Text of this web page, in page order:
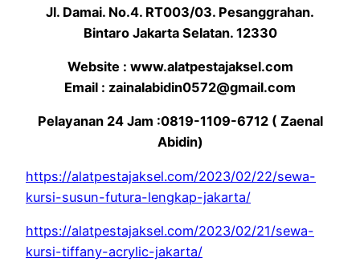
Jl. Damai. No.4. RT003/03. Pesanggrahan.
Bintaro Jakarta Selatan. 12330
Website : www.alatpestajaksel.com
Email : zainalabidin0572@gmail.com
Pelayanan 24 Jam :0819-1109-6712 ( Zaenal
Abidin)
https://alatpestajaksel.com/2023/02/22/sewa-
kursi-susun-futura-lengkap-jakarta/
https://alatpestajaksel.com/2023/02/21/sewa-
kursi-tiffany-acrylic-jakarta/